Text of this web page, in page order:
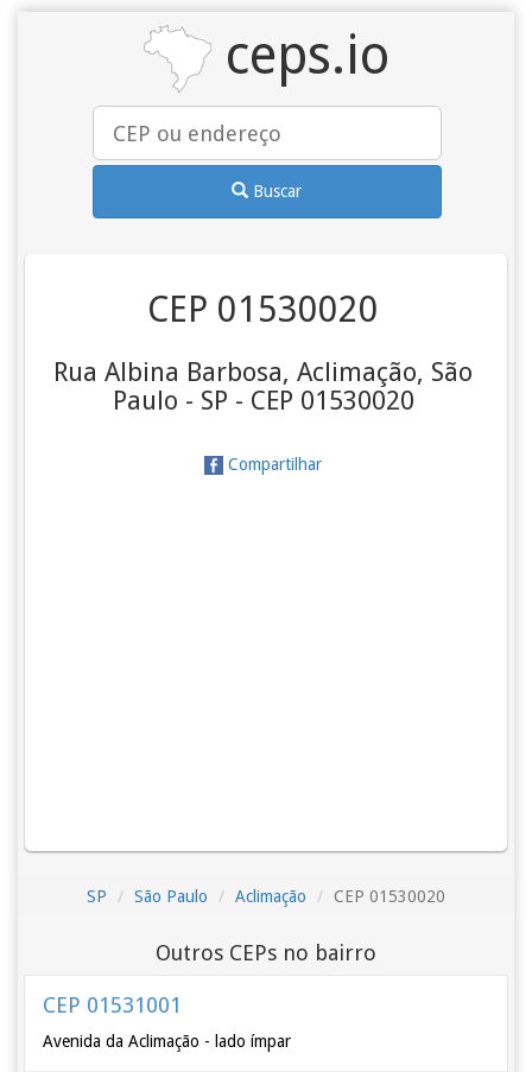
ceps.io
Buscar
CEP 01530020
Rua Albina Barbosa, Aclimação, São
Paulo - SP - CEP 01530020
Compartilhar
SP São Paulo Aclimação CEP 01530020
Outros CEPs no bairro
CEP 01531001
Avenida da Aclimação - lado ímpar